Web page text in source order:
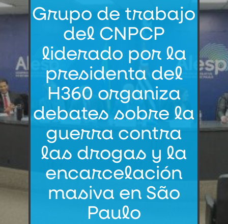
Grupo de trabajo
del CNPCP
liderado por la
presidenta del
H360 organiza
debates sobre la
guerra contra
las drogas y la
encarcelación
masiva en São
Paulo